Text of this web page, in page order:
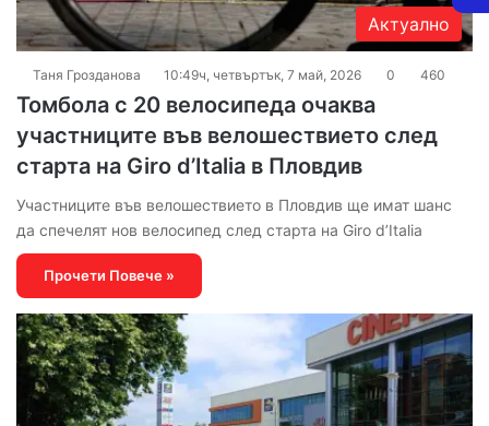
Актуално
Таня Грозданова 10:49ч, четвъртък, 7 май, 2026 0 460
Томбола с 20 велосипеда очаква
участниците във велошествието след
старта на Giro d’Italia в Пловдив
Участниците във велошествието в Пловдив ще имат шанс
да спечелят нов велосипед след старта на Giro d’Italia
Прочети Повече »